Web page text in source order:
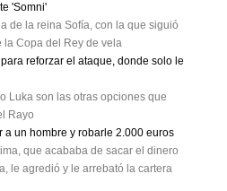
'Somni'
de la reina Sofía, con la que siguió
la Copa del Rey de vela
reforzar el ataque, donde solo le
Luka son las otras opciones que
Rayo
a un hombre y robarle 2.000 euros
que acababa de sacar el dinero
le agredió y le arrebató la cartera